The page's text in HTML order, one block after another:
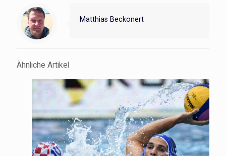
Matthias Beckonert
Ähnliche Artikel